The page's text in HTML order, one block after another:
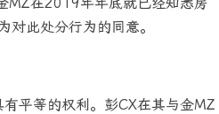
此处分行为的同意。
平等的权利。彭CX在其与金MZ